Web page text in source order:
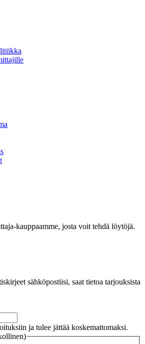
kauppaamme, josta voit tehdä löytöjä.
sähköpostiisi, saat tietoa tarjouksista
ja tulee jättää koskemattomaksi.